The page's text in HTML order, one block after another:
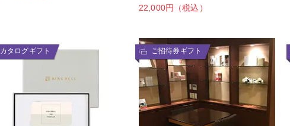
22,000円（税込）
カタログギフト ご招待券ギフト